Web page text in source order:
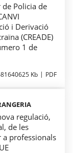
Policia de
i Derivació
(CREADE)
1 de
Kb PDF
regulació,
de les
professionals